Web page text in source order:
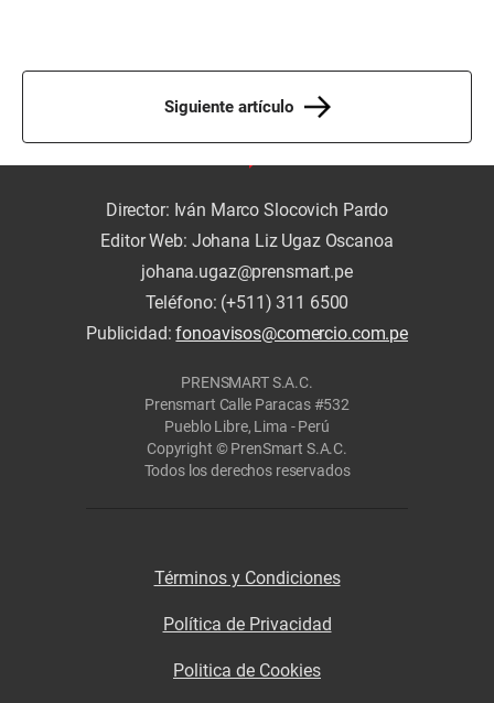
Siguiente artículo
Director: Iván Marco Slocovich Pardo
Editor Web: Johana Liz Ugaz Oscanoa
johana.ugaz@prensmart.pe
Teléfono: (+511) 311 6500
Publicidad:fonoavisos@comercio.com.pe
PRENSMART S.A.C.
Prensmart Calle Paracas #532
Pueblo Libre, Lima - Perú
Copyright © PrenSmart S.A.C.
Todos los derechos reservados
Términos y Condiciones
Política de Privacidad
Politica de Cookies